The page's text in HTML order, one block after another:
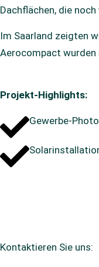
Dachflächen, die
Im Saarland zeigten
Aerocompact wurden
Projekt-Highlights:
Gewerbe-
Kontaktieren Sie uns: